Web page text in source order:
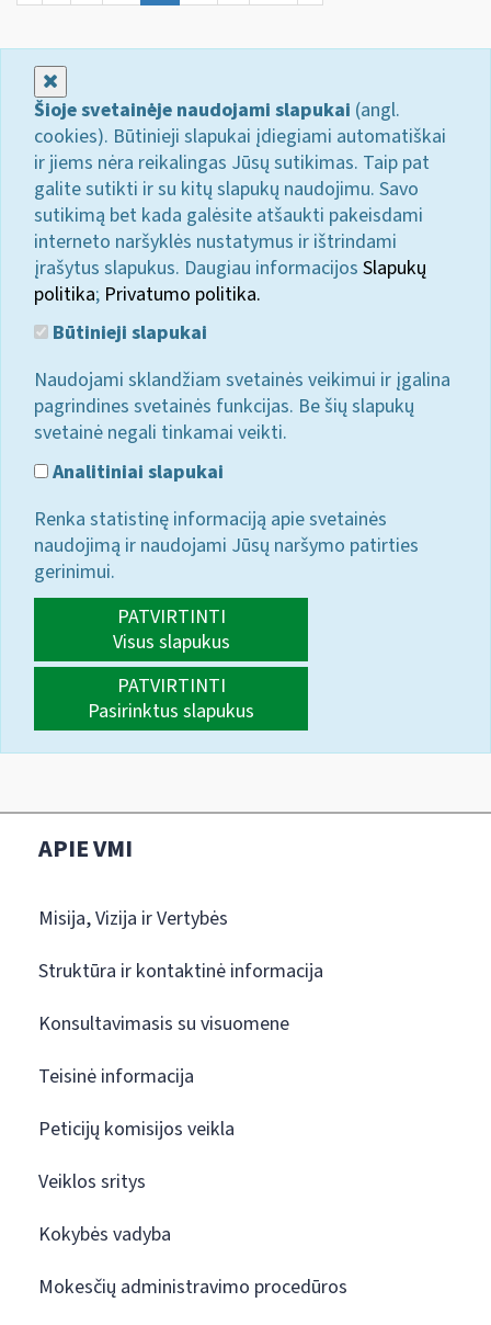
Šioje svetainėje naudojami slapukai (angl.
cookies). Būtinieji slapukai įdiegiami automatiškai
ir jiems nėra reikalingas Jūsų sutikimas. Taip pat
galite sutikti ir su kitų slapukų naudojimu. Savo
sutikimą bet kada galėsite atšaukti pakeisdami
interneto naršyklės nustatymus ir ištrindami
įrašytus slapukus. Daugiau informacijos Slapukų
politika; Privatumo politika.
Būtinieji slapukai
Naudojami sklandžiam svetainės veikimui ir įgalina
pagrindines svetainės funkcijas. Be šių slapukų
svetainė negali tinkamai veikti.
Analitiniai slapukai
Renka statistinę informaciją apie svetainės
naudojimą ir naudojami Jūsų naršymo patirties
gerinimui.
PATVIRTINTI
Visus slapukus
PATVIRTINTI
Pasirinktus slapukus
APIE VMI
Misija, Vizija ir Vertybės
Struktūra ir kontaktinė informacija
Konsultavimasis su visuomene
Teisinė informacija
Peticijų komisijos veikla
Veiklos sritys
Kokybės vadyba
Mokesčių administravimo procedūros